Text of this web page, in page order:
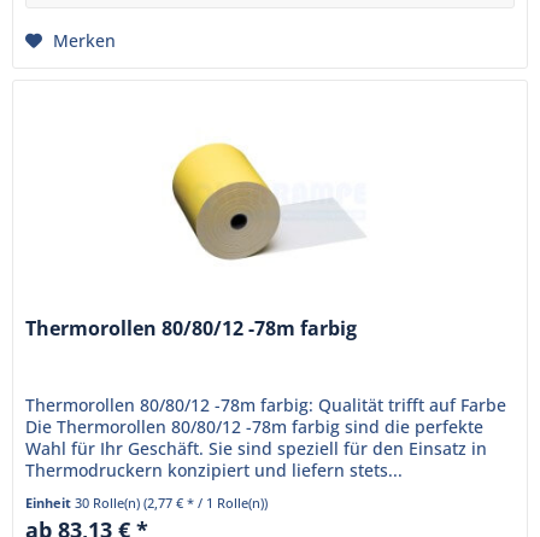
Merken
Thermorollen 80/80/12 -78m farbig
Thermorollen 80/80/12 -78m farbig: Qualität trifft auf Farbe
Die Thermorollen 80/80/12 -78m farbig sind die perfekte
Wahl für Ihr Geschäft. Sie sind speziell für den Einsatz in
Thermodruckern konzipiert und liefern stets...
Einheit30 Rolle(n)(2,77 € * / 1 Rolle(n))
ab 83,13 € *